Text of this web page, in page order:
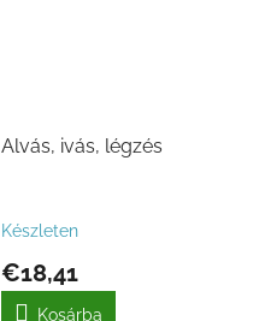
Alvás, ivás, légzés
Készleten
€18,41
Kosárba